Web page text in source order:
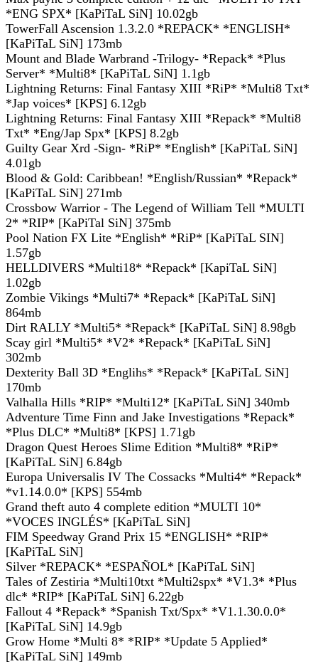
*ENG SPX* [KaPiTaL SiN] 10.02gb
TowerFall Ascension 1.3.2.0 *REPACK* *ENGLISH*
[KaPiTaL SiN] 173mb
Mount and Blade Warbrand -Trilogy- *Repack* *Plus
Server* *Multi8* [KaPiTaL SiN] 1.1gb
Lightning Returns: Final Fantasy XIII *RiP* *Multi8 Txt*
*Jap voices* [KPS] 6.12gb
Lightning Returns: Final Fantasy XIII *Repack* *Multi8
Txt* *Eng/Jap Spx* [KPS] 8.2gb
Guilty Gear Xrd -Sign- *RiP* *English* [KaPiTaL SiN]
4.01gb
Blood & Gold: Caribbean! *English/Russian* *Repack*
[KaPiTaL SiN] 271mb
Crossbow Warrior - The Legend of William Tell *MULTI
2* *RIP* [KaPiTal SiN] 375mb
Pool Nation FX Lite *English* *RiP* [KaPiTaL SIN]
1.57gb
HELLDIVERS *Multi18* *Repack* [KapiTaL SiN]
1.02gb
Zombie Vikings *Multi7* *Repack* [KaPiTaL SiN]
864mb
Dirt RALLY *Multi5* *Repack* [KaPiTaL SiN] 8.98gb
Scay girl *Multi5* *V2* *Repack* [KaPiTaL SiN]
302mb
Dexterity Ball 3D *Englihs* *Repack* [KaPiTaL SiN]
170mb
Valhalla Hills *RIP* *Multi12* [KaPiTaL SiN] 340mb
Adventure Time Finn and Jake Investigations *Repack*
*Plus DLC* *Multi8* [KPS] 1.71gb
Dragon Quest Heroes Slime Edition *Multi8* *RiP*
[KaPiTaL SiN] 6.84gb
Europa Universalis IV The Cossacks *Multi4* *Repack*
*v1.14.0.0* [KPS] 554mb
Grand theft auto 4 complete edition *MULTI 10*
*VOCES INGLÉS* [KaPiTaL SiN]
FIM Speedway Grand Prix 15 *ENGLISH* *RIP*
[KaPiTaL SiN]
Silver *REPACK* *ESPAÑOL* [KaPiTaL SiN]
Tales of Zestiria *Multi10txt *Multi2spx* *V1.3* *Plus
dlc* *RIP* [KaPiTaL SiN] 6.22gb
Fallout 4 *Repack* *Spanish Txt/Spx* *V1.1.30.0.0*
[KaPiTaL SiN] 14.9gb
Grow Home *Multi 8* *RIP* *Update 5 Applied*
[KaPiTaL SiN] 149mb